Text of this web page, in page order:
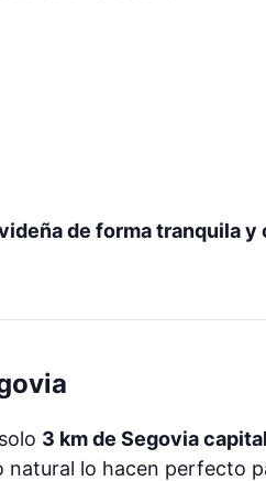
de forma tranquila y
3 km de Segovia capital
lo hacen perfecto